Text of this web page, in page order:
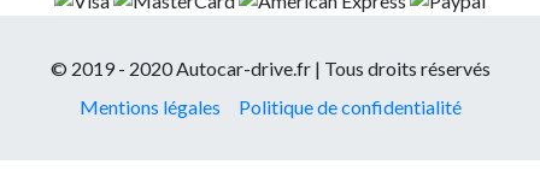
© 2019 - 2020 Autocar-drive.fr | Tous droits réservés
Mentions légales
Politique de confidentialité